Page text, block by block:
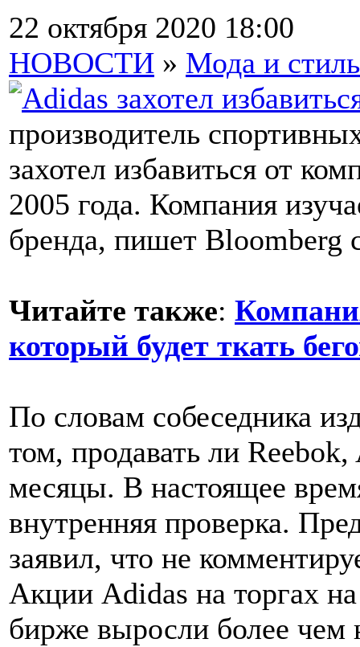
22 октября 2020 18:00
НОВОСТИ » Мода и стиль
производитель
захотел избавиться от
2005 года. Компания
бренда, пишет Bloomberg
Читайте также:
который будет ткать
По словам собеседника
том, продавать ли
месяцы. В настоящее
внутренняя проверка.
заявил, что не
Акции Adidas на торгах
бирже выросли более чем